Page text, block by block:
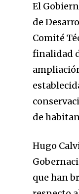
El
de
Comité
finalidad
de
Hugo
que han